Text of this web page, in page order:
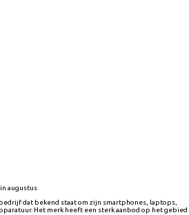
augustus
dat bekend staat om zijn smartphones, laptops,
Het merk heeft een sterk aanbod op het gebied